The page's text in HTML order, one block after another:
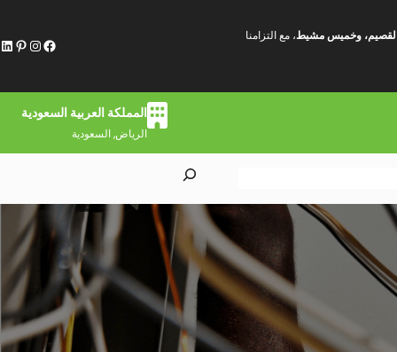
القصيم، وخميس مشيط، مع التزامنا
فيسبوكإنستجرام بينتريستلينكد إن
المملكة العربية السعودية
الرياض, السعودية
a
c
h